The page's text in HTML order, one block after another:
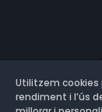
Utilitzem cookies
rendiment i l’ús